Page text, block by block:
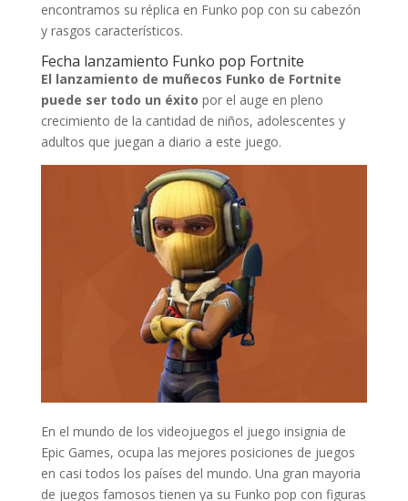
encontramos su réplica en Funko pop con su cabezón
y rasgos característicos.
Fecha lanzamiento Funko pop Fortnite
El lanzamiento de muñecos Funko de Fortnite
puede ser todo un éxito por el auge en pleno
crecimiento de la cantidad de niños, adolescentes y
adultos que juegan a diario a este juego.
En el mundo de los videojuegos el juego insignia de
Epic Games, ocupa las mejores posiciones de juegos
en casi todos los países del mundo. Una gran mayoria
de juegos famosos tienen ya su Funko pop con figuras